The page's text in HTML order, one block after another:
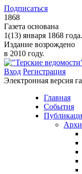
Подписаться
1868
Газета основана
1(13) января 1868 года.
Издание возрождено
в 2010 году.
Вход Регистрация
Электронная версия
Главная
События